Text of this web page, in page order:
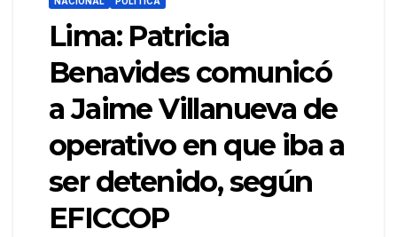
Lima: Patricia
Benavides comunicó
a Jaime Villanueva de
operativo en que iba a
ser detenido, según
EFICCOP